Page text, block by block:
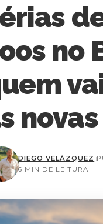
no
DIEGO VELÁZQUEZ
6 MIN DE LEITURA